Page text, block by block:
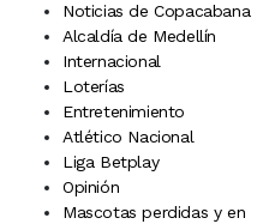
Noticias de Copacabana
Alcaldía de Medellín
Internacional
Loterías
Entretenimiento
Atlético Nacional
Liga Betplay
Opinión
Mascotas perdidas y en